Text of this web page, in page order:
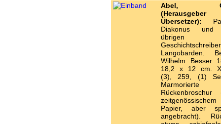
Abel,
(Herausgeber
Übersetzer):
Diakonus und
übrigen
Langobarden.
Wilhelm Besser
18,2 x 12 cm.
(3), 259, (1)
Marmorierte
Rückenbroschur
zeitgenössischem
Papier, aber
angebracht).